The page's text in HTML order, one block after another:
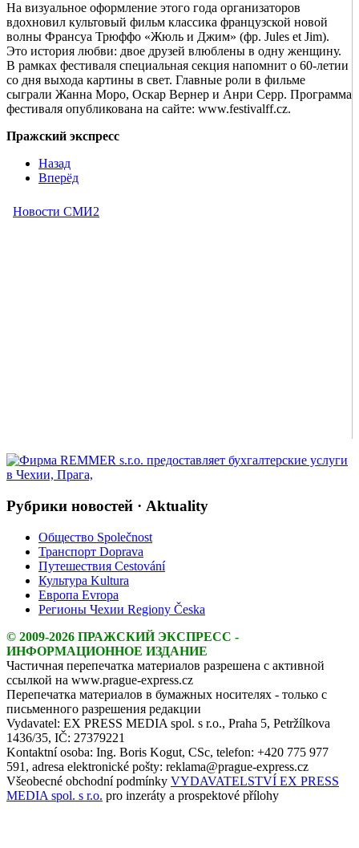
На визуальное оформление этого года организаторов
вдохновил культовый фильм классика французской новой
волны Франсуа Трюффо «Жюль и Джим» (фр. Jules et Jim).
Это история любви: двое друзей влюблены в одну женщину.
В рамках фестиваля специальная секция напомнит о 60-летии
со дня выхода картины в свет. Главные роли в фильме
сыграли Жанна Моро, Оскар Вернер и Анри Серр. Программа
фестиваля опубликована на сайте: www.festivalff.cz.
Пражский экспресс
Назад
Вперёд
Рубрики новостей · Aktuality
Общество Společnost
Транспорт Doprava
Путешествия Cestování
Культура Kultura
Европа Evropa
Регионы Чехии Regiony Česka
© 2009-2026 ПРАЖСКИЙ ЭКСПРЕСС -
ИНФОРМАЦИОННОЕ ИЗДАНИЕ
Частичная перепечатка материалов разрешена с активной
ссылкой на www.prague-express.cz
Перепечатка материалов в бумажных носителях - только с
письменного разрешения редакции
Vydavatel: EX PRESS MEDIA spol. s r.o., Praha 5, Petržílkova
1436/35, IČ: 27379221
Kontaktní osoba: Ing. Boris Kogut, CSc, telefon: +420 775 977
591, adresa elektronické pošty: reklama@prague-express.cz
Všeobecné obchodní podmínky VYDAVATELSTVÍ EX PRESS
MEDIA spol. s r.o. pro inzeráty a prospektové přílohy